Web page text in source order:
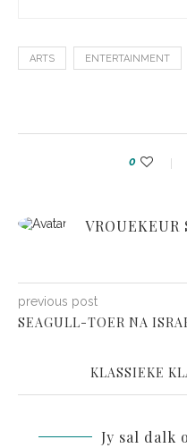
ARTS ENTERTAINMENT
0
VROUEKEUR
previous post
SEAGULL-TOER NA
KLASSIEKE
Jy sal dalk